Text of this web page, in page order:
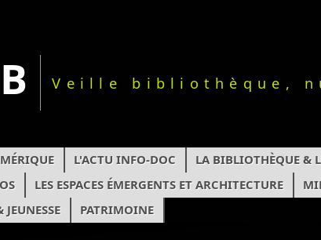
Veille bibliothèque,
L'ACTU INFO-DOC LA BIBLIOTHÈQUE &
LES ESPACES ÉMERGENTS ET ARCHITECTURE
PATRIMOINE